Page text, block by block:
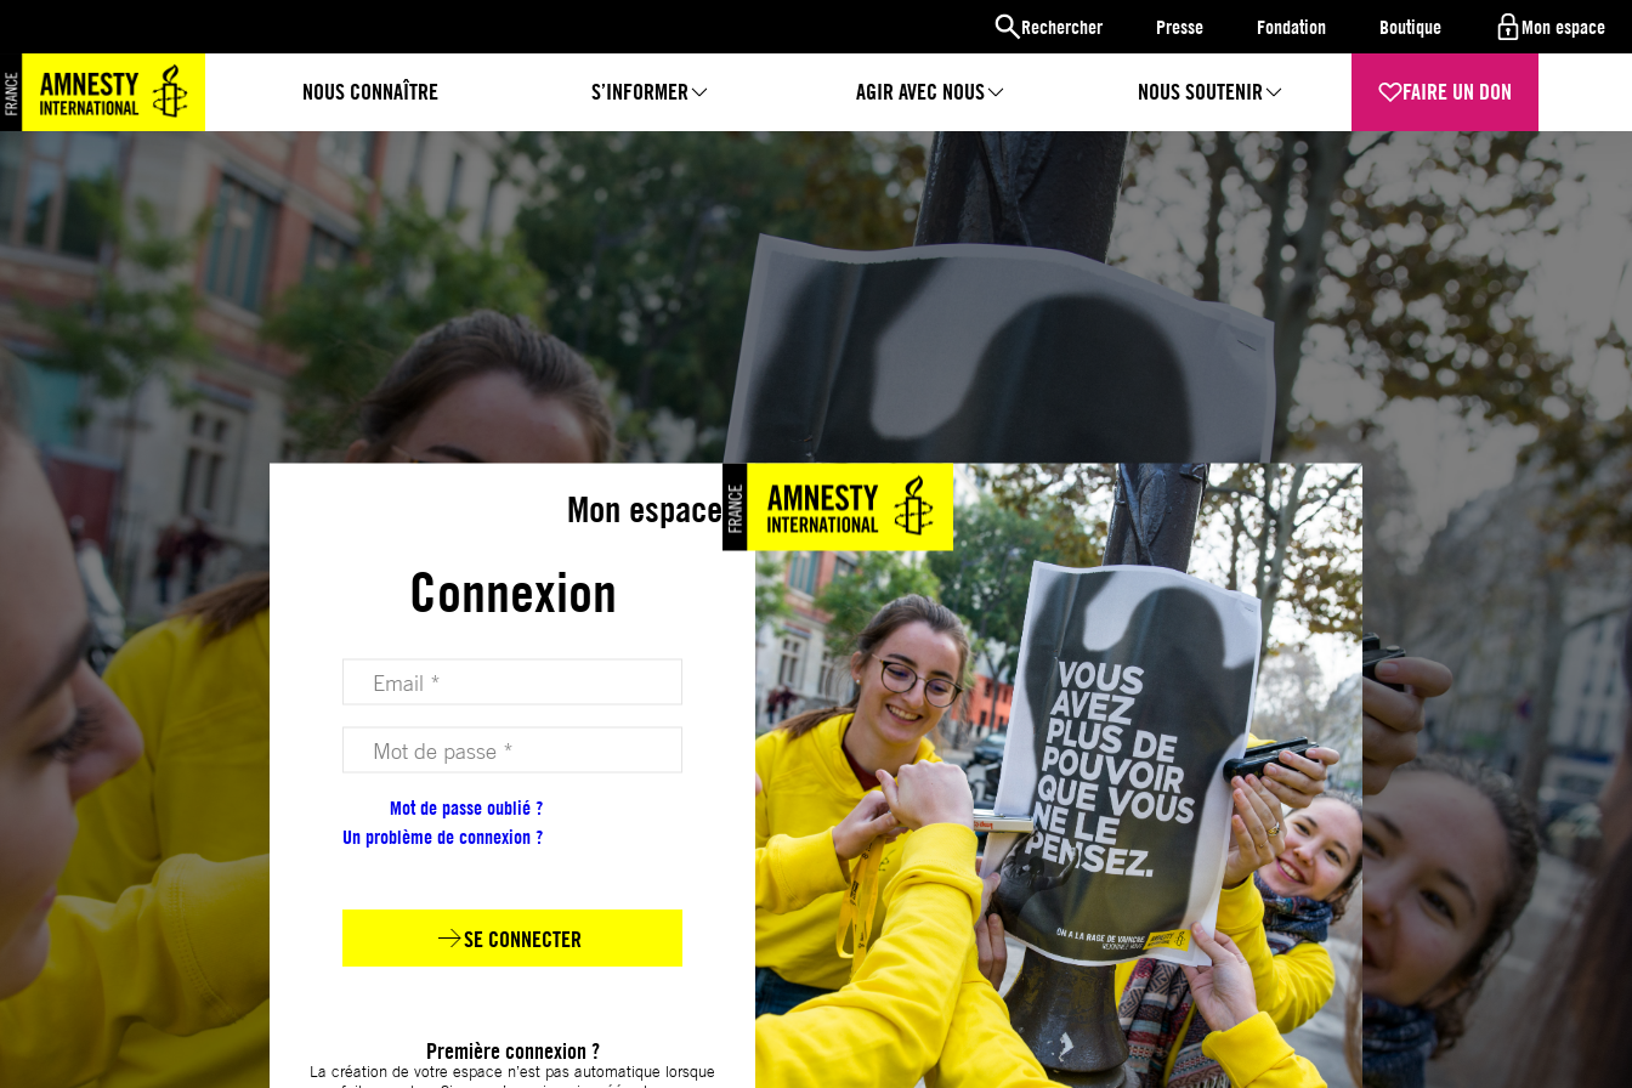
Rechercher Presse Fondation Boutique Mon espace
NOUS CONNAÎTRE S’INFORMER AGIR AVEC NOUS NOUS SOUTENIR FAIRE UN DON
Mon espace
Connexion
Votre adresse email (obligatoire)
Votre mot de passe (obligatoire)
Mot de passe oublié ?
Un problème de connexion ?
SE CONNECTER
Première connexion ?
La création de votre espace n’est pas automatique lorsque